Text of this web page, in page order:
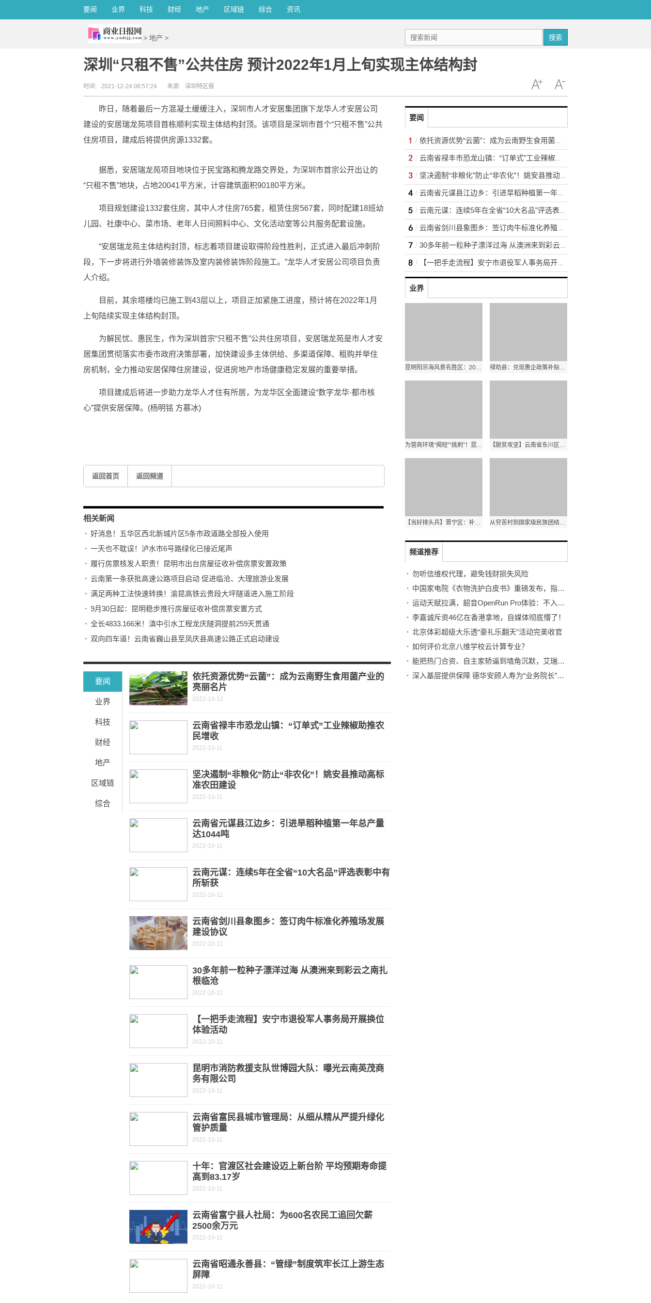
要闻 业界 科技 财经 地产 区域链 综合 资讯
> 地产 > 搜索
深圳“只租不售”公共住房 预计2022年1月上旬实现主体结构封
时间: 2021-12-24 08:57:24 来源: 深圳特区报
昨日，随着最后一方混凝土缓缓注入，深圳市人才安居集团旗下龙华人才安居公司
建设的安居瑞龙苑项目首栋顺利实现主体结构封顶。该项目是深圳市首个“只租不售”公共
住房项目，建成后将提供房源1332套。
据悉，安居瑞龙苑项目地块位于民宝路和腾龙路交界处，为深圳市首宗公开出让的
“只租不售”地块，占地20041平方米，计容建筑面积90180平方米。
项目规划建设1332套住房，其中人才住房765套，租赁住房567套，同时配建18班幼
儿园、社康中心、菜市场、老年人日间照料中心、文化活动室等公共服务配套设施。
“安居瑞龙苑主体结构封顶，标志着项目建设取得阶段性胜利，正式进入最后冲刺阶
段，下一步将进行外墙装修装饰及室内装修装饰阶段施工。”龙华人才安居公司项目负责
人介绍。
目前，其余塔楼均已施工到43层以上，项目正加紧施工进度，预计将在2022年1月
上旬陆续实现主体结构封顶。
为解民忧、惠民生，作为深圳首宗“只租不售”公共住房项目，安居瑞龙苑是市人才安
居集团贯彻落实市委市政府决策部署，加快建设多主体供给、多渠道保障、租购并举住
房机制，全力推动安居保障住房建设，促进房地产市场健康稳定发展的重要举措。
项目建成后将进一步助力龙华人才住有所居，为龙华区全面建设“数字龙华·都市核
心”提供安居保障。(杨明铭 方慕冰)
返回首页 返回频道
相关新闻
好消息！五华区西北新城片区5条市政道路全部投入使用
一天也不耽误！泸水市6号路绿化已接近尾声
履行房票核发人职责！昆明市出台房屋征收补偿房票安置政策
云南第一条获批高速公路项目启动 促进临沧、大理旅游业发展
满足两种工法快速转换！渝昆高铁云贵段大坪隧道进入施工阶段
9月30日起：昆明稳步推行房屋征收补偿房票安置方式
全长4833.166米！滇中引水工程龙庆隧洞提前259天贯通
双向四车道！云南省巍山县至凤庆县高速公路正式启动建设
要闻
业界
科技
财经
地产
区域链
综合
依托资源优势“云菌”：成为云南野生食用菌产业的
亮丽名片
2022-10-12
云南省禄丰市恐龙山镇：“订单式”工业辣椒助推农
民增收
2022-10-11
坚决遏制“非粮化”防止“非农化”！姚安县推动高标
准农田建设
2022-10-11
云南省元谋县江边乡：引进旱稻种植第一年总产量
达1044吨
2022-10-11
云南元谋：连续5年在全省“10大名品”评选表彰中有
所斩获
2022-10-11
云南省剑川县象图乡：签订肉牛标准化养殖场发展
建设协议
2022-10-11
30多年前一粒种子漂洋过海 从澳洲来到彩云之南扎
根临沧
2022-10-11
【一把手走流程】安宁市退役军人事务局开展换位
体验活动
2022-10-11
昆明市消防救援支队世博园大队：曝光云南英茂商
务有限公司
2022-10-11
云南省富民县城市管理局：从细从精从严提升绿化
管护质量
2022-10-11
十年：官渡区社会建设迈上新台阶 平均预期寿命提
高到83.17岁
2022-10-11
云南省富宁县人社局：为600名农民工追回欠薪
2500余万元
2022-10-11
云南省昭通永善县：“管绿”制度筑牢长江上游生态
屏障
2022-10-11
要闻
依托资源优势“云菌”：成为云南野生食用菌产业的亮丽名片
云南省禄丰市恐龙山镇：“订单式”工业辣椒助推农民增收
坚决遏制“非粮化”防止“非农化”！姚安县推动高标准农田建设
云南省元谋县江边乡：引进旱稻种植第一年总产量达1044吨
云南元谋：连续5年在全省“10大名品”评选表彰中有所斩获
云南省剑川县象图乡：签订肉牛标准化养殖场发展建设协议
30多年前一粒种子漂洋过海 从澳洲来到彩云之南扎根临沧
【一把手走流程】安宁市退役军人事务局开展换位体验活动
业界
昆明阳宗海风景名胜区：2022年三季度招商引资项目集中签约 禄劝县：兑现惠企政策补贴助力项目建设跑出“加速度”
为营商环境“揭短”“挑刺”！昆明市聘任20名环境监督员 【脱贫攻坚】云南省东川区持续巩固经济发展稳中向好
【当好排头兵】晋宁区：补链延链全力冲刺年度目标任务 从穷苦村到国家级民族团结进步示范村 这个村经历了什么？
频道推荐
勿听信维权代理，避免钱财损失风险
中国家电院《衣物洗护白皮书》重磅发布，指引消费者洗护电器升级方向
运动天赋拉满，韶音OpenRun Pro体验：不入耳耳机确实有真功夫
李嘉诚斥资46亿在香港拿地，自媒体彻底懵了！
北京体彩超级大乐透“豪礼乐翻天”活动完美收官
如何评价北京八维学校云计算专业？
能把热门合资、自主家轿逼到墙角沉默，艾瑞泽8究竟凭的哪些实力？
深入基层提供保障 德华安顾人寿为“业务院长”捐赠7760万元团体意外险